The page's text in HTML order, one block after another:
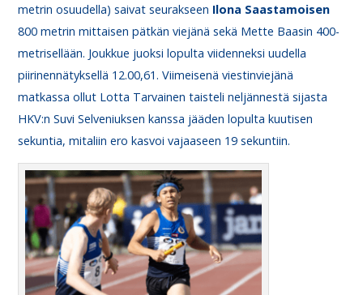
metrin osuudella) saivat seurakseen Ilona Saastamoisen
800 metrin mittaisen pätkän viejänä sekä Mette Baasin 400-
metrisellään. Joukkue juoksi lopulta viidenneksi uudella
piirinennätyksellä 12.00,61. Viimeisenä viestinviejänä
matkassa ollut Lotta Tarvainen taisteli neljännestä sijasta
HKV:n Suvi Selveniuksen kanssa jääden lopulta kuutisen
sekuntia, mitaliin ero kasvoi vajaaseen 19 sekuntiin.